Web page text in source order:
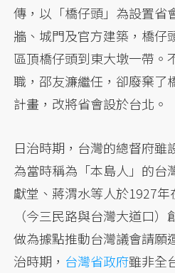
傳，以「橋仔頭」為設置省
牆、城門及官方建築，橋仔
區頂橋仔頭到東大墩一帶。
職，邵友濂繼任，卻廢棄了
計畫，改將省會設於台北。
日治時期，台灣的總督府雖
為當時稱為「本島人」的台
獻堂、蔣渭水等人於1927
（今三民路與台灣大道口）
做為據點推動台灣議會請願
治時期， 台灣省政府雖非全